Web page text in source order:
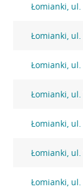
Łomianki,
Łomianki,
Łomianki,
Łomianki,
Łomianki,
Łomianki,
Łomianki,